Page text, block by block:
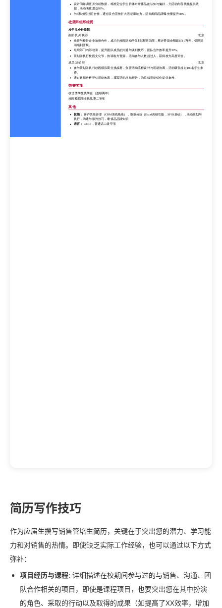
设计问卷调查并分析数据，精准定位学生群体对奢侈品的认知与偏好，为活动内容优化提供依
据，活动满意度达92%。
与3家校园社团合作，通过联合宣传扩大活动影响力，活动期间品牌曝光量提升40%。
社团和组织经历
校学生会外联部
副部长 外联部
北京
负责与校外企业洽谈合作，成功为校园活动争取到5家赞助商，累计赞助金额超过10万元，保障活
动顺利开展。
组织部门内部培训，提升团队成员的沟通与谈判技巧，团队合作效率提升30%。
策划并执行校园文化节，协调各方资源，活动参与人数超过人，获得校方高度评价。
成员 活动部
北京
参与策划并执行校园模拟商业挑战赛，负责活动流程设计与现场协调，活动吸引超过100名学生参
赛。
通过数据分析评估活动效果，撰写活动总结报告，为后续活动优化提供参考。
荣誉奖项
校优秀学生奖学金（连续两年）
校园模拟商业挑战赛二等奖
其他
技能： 客户关系管理（CRM系统熟练），数据分析（Excel高级功能，SPSS基础），活动策划与
执行，沟通与谈判技巧，奢侈品品牌知识
语言： CET-6，普通话二级甲等
简历写作技巧
作为应届生撰写销售管培生简历，关键在于突出您的潜力、学习能
力和对销售的热情。即使缺乏实际工作经验，也可以通过以下方式
弥补：
项目经历与课程: 详细描述在校期间参与过的与销售、沟通、团
队合作相关的项目，即使是课程项目，也要突出您在其中扮演
的角色、采取的行动以及取得的成果（如提高了XX效率，增加